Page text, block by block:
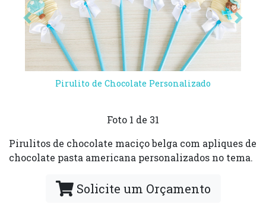
Pirulito de Chocolate Personalizado
Anterior
Foto 1 de 31
Pirulitos de chocolate maciço belga com apliques de
chocolate pasta americana personalizados no tema.
Solicite um Orçamento